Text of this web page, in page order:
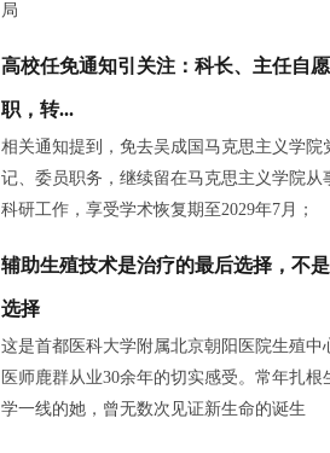
局
高校任免通知引关注：科长、主任自
职，转...
相关通知提到，免去吴成国马克思主义学院
记、委员职务，继续留在马克思主义学院从
科研工作，享受学术恢复期至2029年7月；
辅助生殖技术是治疗的最后选择，不
选择
这是首都医科大学附属北京朝阳医院生殖中
医师鹿群从业30余年的切实感受。常年扎根
学一线的她，曾无数次见证新生命的诞生